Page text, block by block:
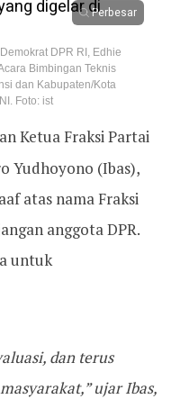
Perbesar
DPR RI, Edhie
Bimbingan Teknis
dan Kabupaten/Kota
Foto: ist
Ketua Fraksi Partai
Yudhoyono (Ibas),
atas nama Fraksi
anggota DPR.
untuk
dan terus
ujar Ibas,